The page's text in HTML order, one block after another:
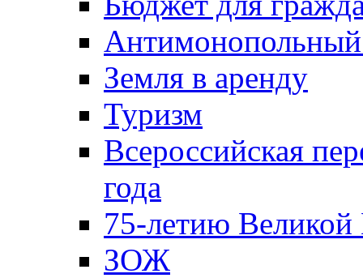
Антимонопольный
Земля в аренду
Туризм
Всероссийская
года
75-летию
ЗОЖ